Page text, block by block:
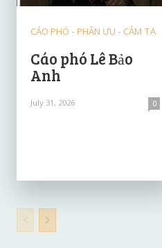
CÁO PHÓ - PHÂN ƯU - CẢM TẠ
Cáo phó Lê Bảo
Anh
July 31, 2026 0